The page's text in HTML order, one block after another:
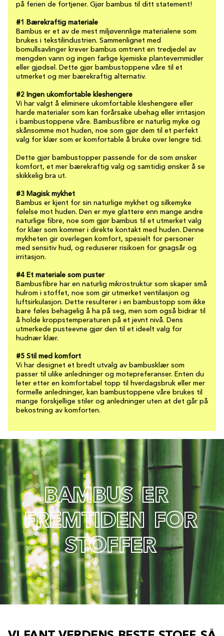
på ferien de fortjener. Gjør bambus til ditt statement!
#1 Bærekraftig materiale
Bambus er et av de mest miljøvennlige materialene som
brukes i tekstilindustrien. Sammenlignet med
bomullsavlinger krever bambus omtrent en tredjedel av
mengden vann og ingen farlige kjemiske plantevernmidler
eller gjødsel. Dette gjør bambustoppene våre til et
utmerket og mer bærekraftig alternativ.
#2 Ingen ukomfortable kleshengere
Vi har valgt å eliminere ukomfortable kleshengere eller
harde materialer som kan forårsake ubehag eller irritasjon
i bambustoppene våre. Bambusfibre er naturlig myke og
skånsomme mot huden, noe som gjør dem til et perfekt
valg for klær som er komfortable å bruke over lengre tid.
Dette gjør bambustopper passende for de som ønsker
komfort, et mer bærekraftig valg og samtidig ønsker å se
skikkelig bra ut.
#3 Magisk mykhet
Bambus er kjent for sin naturlige mykhet og silkemyke
følelse mot huden. Den er mye glattere enn mange andre
naturlige fibre, noe som gjør bambus til et utmerket valg
for klær som kommer i direkte kontakt med huden. Denne
mykheten gir overlegen komfort, spesielt for personer
med sensitiv hud, og reduserer risikoen for gnagsår og
irritasjon.
#4 Et materiale som puster
Bambusfibre har en naturlig mikrostruktur som skaper små
hulrom i stoffet, noe som gir utmerket ventilasjon og
luftsirkulasjon. Dette resulterer i en bambustopp som ikke
bare føles behagelig å ha på seg, men som også bidrar til
å holde kroppstemperaturen på et jevnt nivå. Dens
utmerkede pusteevne gjør den til et ideelt valg for
hudnær klær.
#5 Stil med komfort
Vi har designet et bredt utvalg av bambusklær som
passer til ulike anledninger og motepreferanser. Enten du
leter etter en komfortabel topp til hverdagsbruk eller mer
formelle anledninger, kan bambustoppene våre brukes til
mange forskjellige stiler og anledninger uten at det går på
bekostning av komforten.
BAMBUS ER
FREMTIDEN FOR
STOFFER